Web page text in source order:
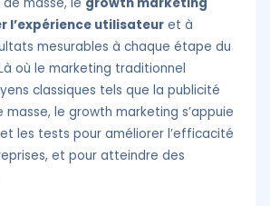
l’expérience utilisateur et à
mesurables à chaque étape du
où le marketing traditionnel
classiques tels que la publicité
le growth marketing s’appuie
les tests pour améliorer l’efficacité
et pour atteindre des